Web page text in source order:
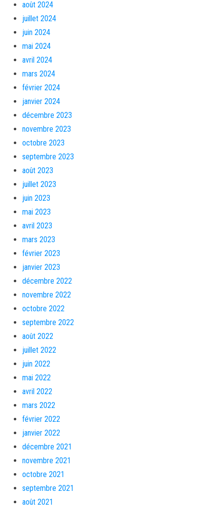
août 2024
juillet 2024
juin 2024
mai 2024
avril 2024
mars 2024
février 2024
janvier 2024
décembre 2023
novembre 2023
octobre 2023
septembre 2023
août 2023
juillet 2023
juin 2023
mai 2023
avril 2023
mars 2023
février 2023
janvier 2023
décembre 2022
novembre 2022
octobre 2022
septembre 2022
août 2022
juillet 2022
juin 2022
mai 2022
avril 2022
mars 2022
février 2022
janvier 2022
décembre 2021
novembre 2021
octobre 2021
septembre 2021
août 2021